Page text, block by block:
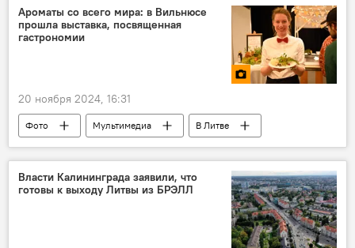
суд
Лауринас Касчюнас
Ароматы со всего мира: в Вильнюсе
прошла выставка, посвященная
гастрономии
20 ноября 2024, 16:31
Фото Мультимедиа
В Литве
Литва
выставка
Вильнюс
Общество
Власти Калининграда заявили, что
готовы к выходу Литвы из БРЭЛЛ